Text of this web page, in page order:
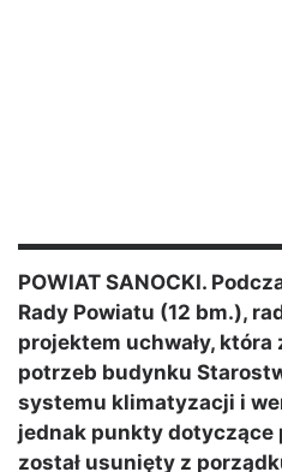
POWIAT SANOCKI.
Rady Powiatu (12 bm.),
projektem uchwały, która
potrzeb budynku
systemu klimatyzacji i
jednak punkty dotyczące
został usunięty z